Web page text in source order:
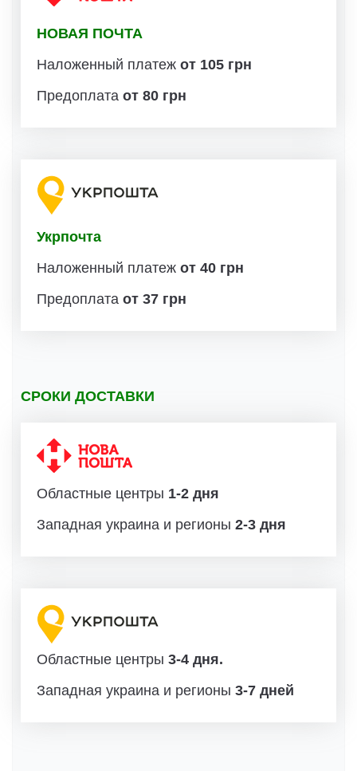
НОВАЯ ПОЧТА
Наложенный платеж от 105 грн
Предоплата от 80 грн
Укрпочта
Наложенный платеж от 40 грн
Предоплата от 37 грн
СРОКИ ДОСТАВКИ
Областные центры 1-2 дня
Западная украина и регионы 2-3 дня
Областные центры 3-4 дня.
Западная украина и регионы 3-7 дней